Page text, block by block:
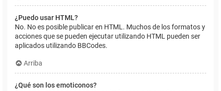
¿Puedo usar HTML?
No. No es posible publicar en HTML. Muchos de los formatos y
acciones que se pueden ejecutar utilizando HTML pueden ser
aplicados utilizando BBCodes.
Arriba
¿Qué son los emoticonos?